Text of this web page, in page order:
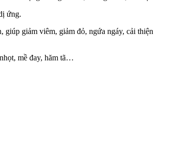
ứng.
giúp giảm viêm, giảm đỏ, ngứa ngáy, cải thiện
mề đay, hăm tã…